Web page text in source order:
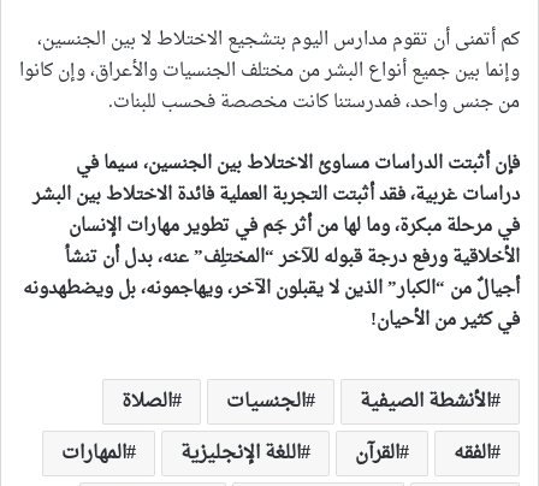
كم أتمنى أن تقوم مدارس اليوم بتشجيع الاختلاط لا بين الجنسين،
وإنما بين جميع أنواع البشر من مختلف الجنسيات والأعراق، وإن كانوا
من جنس واحد، فمدرستنا كانت مخصصة فحسب للبنات.
فإن أثبتت الدراسات مساوئ الاختلاط بين الجنسين، سيما في
دراسات غربية، فقد أثبتت التجربة العملية فائدة الاختلاط بين البشر
في مرحلة مبكرة، وما لها من أثر جَم في تطوير مهارات الإنسان
الأخلاقية ورفع درجة قبوله للآخر “المختلِف” عنه، بدل أن تنشأ
أجيالٌ من “الكبار” الذين لا يقبلون الآخر، ويهاجمونه، بل ويضطهدونه
في كثير من الأحيان!
الأنشطة الصيفية الجنسيات
الصلاة
الفقه
القرآن اللغة الإنجليزية
المهارات